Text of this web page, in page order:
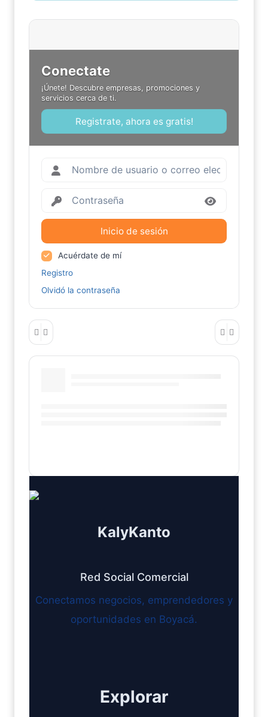
Conectate
¡Únete! Descubre empresas, promociones y
servicios cerca de ti.
Registrate, ahora es gratis!
Inicio de sesión
Acuérdate de mí
Registro
Olvidó la contraseña
KalyKanto
Red Social Comercial
Conectamos negocios, emprendedores y
oportunidades en Boyacá.
Explorar